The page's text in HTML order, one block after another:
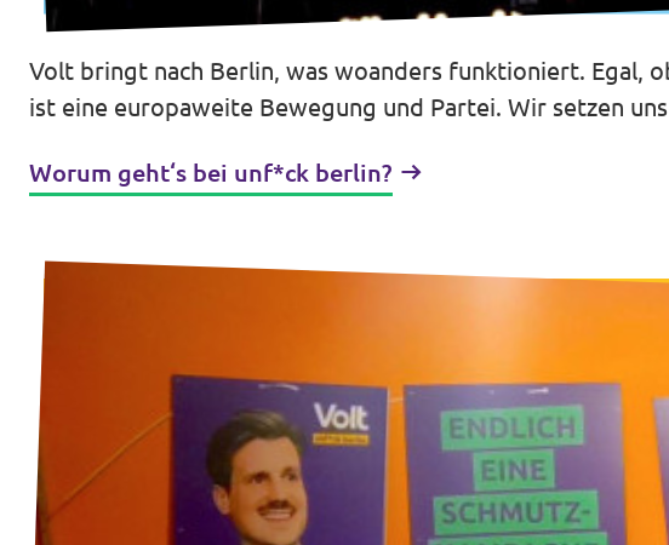
Datenschutz
Impressum
Volt bringt nach Berlin, was woanders funktioniert. Egal,
ist eine europaweite Bewegung und Partei. Wir setzen
Worum geht‘s bei unf*ck berlin?